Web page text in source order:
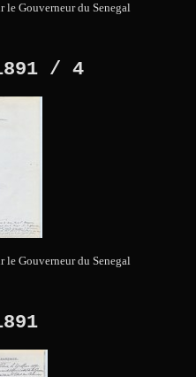
le Gouverneur du Senegal
/ 4
le Gouverneur du Senegal